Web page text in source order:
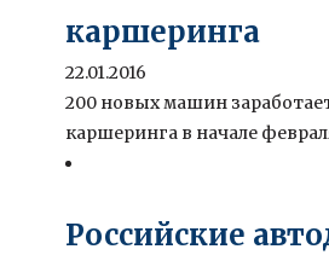
каршеринга
22.01.2016
200 новых машин
каршеринга в начале
Российские